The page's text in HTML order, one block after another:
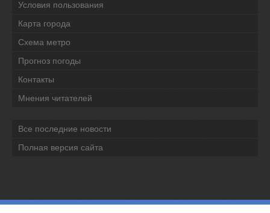
Условия пользования
Карта города
Схема метро
Прогноз погоды
Контакты
Мнения читателей
Все последние новости
Полная версия сайта